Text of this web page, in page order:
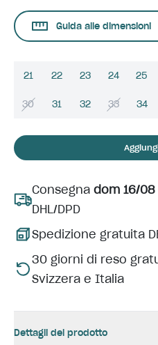
Guida alle dimensioni
21 22 23 24 25
30 31 32 33 34
Consegna dom 16/08
DHL/DPD
Spedizione gratuita
30 giorni di reso
Svizzera e Italia
Dettagli del prodotto